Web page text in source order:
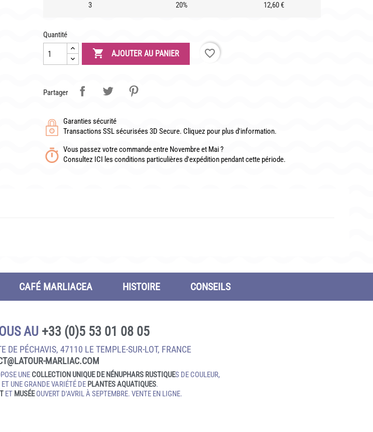
3 20% 12,60 €
Quantité
 AJOUTER AU PANIER favorite_border
Partager
Garanties sécurité
Transactions SSL sécurisées 3D Secure. Cliquez pour plus d'information.
Vous passez votre commande entre Novembre et Mai ?
Consultez ICI les conditions particulières d'expédition pendant cette période.
CAFÉ MARLIACEA HISTOIRE CONSEILS
AU +33 (0)5 53 01 08 05
DE PÉCHAVIS, 47110 LE TEMPLE‑SUR‑LOT, FRANCE
UNE COLLECTION UNIQUE DE NÉNUPHARS RUSTIQUES DE COULEUR,
UNE GRANDE VARIÉTÉ DE PLANTES AQUATIQUES.
ET MUSÉEOUVERT D'AVRIL À SEPTEMBRE. VENTE EN LIGNE.